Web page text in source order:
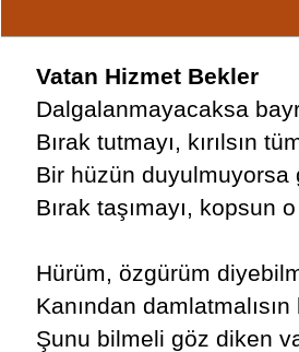
Vatan Hizmet Bekler
Dalgalanmayacaksa
Bırak tutmayı, kırılsın
Bir hüzün duyulmuyorsa
Bırak taşımayı, kopsun
Hürüm, özgürüm
Kanından damlatmalısın
Şunu bilmeli göz diken